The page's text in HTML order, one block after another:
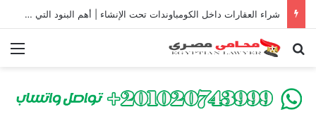
شراء العقارات داخل الكومباوندات تحت الإنشاء | أهم البنود التي تحمي المشتري في القانون المصري
بحث عن